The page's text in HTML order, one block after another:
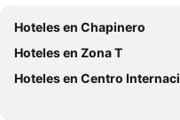
Radisson Bogota Metrotel
Hotel Dann Carlton Bogota
Hotel Estelar La Fontana
Hoteles en Chapinero
Hoteles en Zona T
Hoteles en Centro Internacional Tequendama